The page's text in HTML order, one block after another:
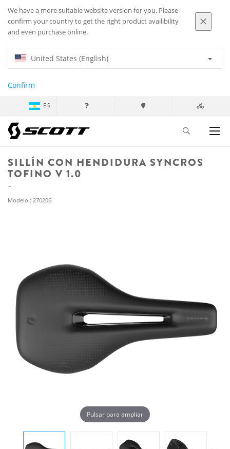
We have a more suitable website version for you. Please
confirm your country to get the right product availibility
and even purchase online.
United States (English)
Confirm
ES
SILLÍN CON HENDIDURA SYNCROS
TOFINO V 1.0
Modelo : 270206
Pulsar para ampliar